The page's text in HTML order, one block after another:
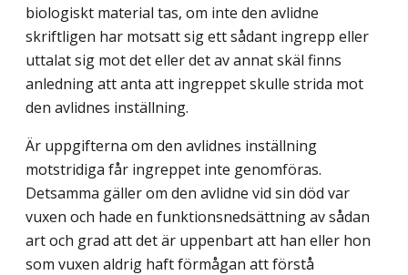
biologiskt material tas, om inte den avlidne
skriftligen har motsatt sig ett sådant ingrepp eller
uttalat sig mot det eller det av annat skäl finns
anledning att anta att ingreppet skulle strida mot
den avlidnes inställning.
Är uppgifterna om den avlidnes inställning
motstridiga får ingreppet inte genomföras.
Detsamma gäller om den avlidne vid sin död var
vuxen och hade en funktionsnedsättning av sådan
art och grad att det är uppenbart att han eller hon
som vuxen aldrig haft förmågan att förstå